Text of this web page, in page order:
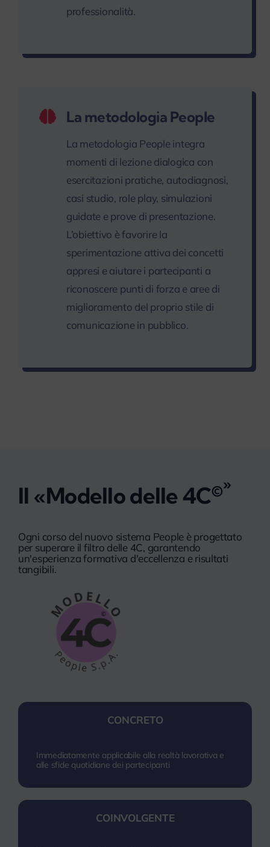
professionalità.
La metodologia People
La metodologia People integra
momenti di lezione dialogica con
esercitazioni pratiche, autodiagnosi,
casi studio, role play, simulazioni
guidate e prove di presentazione.
L’obiettivo è favorire la
sperimentazione attiva dei concetti
appresi e aiutare i partecipanti a
riconoscere punti di forza e aree di
miglioramento del proprio stile di
comunicazione in pubblico.
Il «Modello delle 4C©»
Ogni corso del nuovo sistema People è progettato
per superare il filtro delle 4C, garantendo
un'esperienza formativa d'eccellenza e risultati
tangibili.
CONCRETO
Immediatamente applicabile alla realtà lavorativa e
alle sfide quotidiane dei partecipanti
COINVOLGENTE